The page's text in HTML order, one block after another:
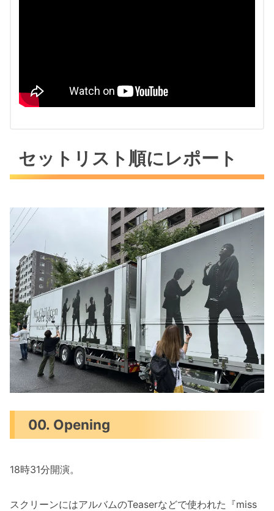
セットリスト順にレポート
00. Opening
18時31分開演。
スクリーンにはアルバムのTeaserなどで使われた『miss